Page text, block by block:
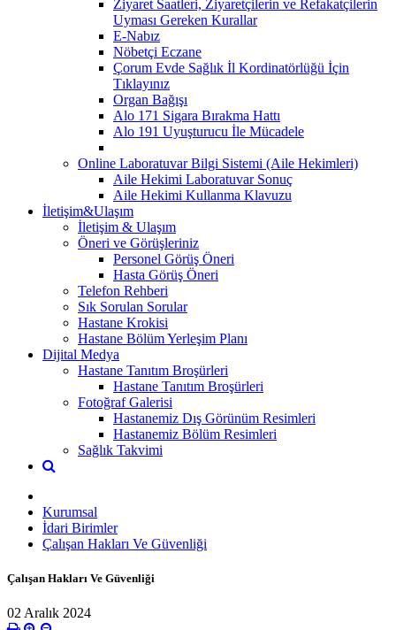
Ziyaret Saatleri, Ziyaretçilerin ve Refakatçilerin
Uyması Gereken Kurallar
E-Nabız
Nöbetçi Eczane
Çorum Evde Sağlık İl Kordinatörlüğü İçin
Tıklayınız
Organ Bağışı
Alo 171 Sigara Bırakma Hattı
Alo 191 Uyuşturucu İle Mücadele
Online Laboratuvar Bilgi Sistemi (Aile Hekimleri)
Aile Hekimi Laboratuvar Sonuç
Aile Hekimi Kullanma Klavuzu
İletişim&Ulaşım
İletişim & Ulaşım
Öneri ve Görüşleriniz
Personel Görüş Öneri
Hasta Görüş Öneri
Telefon Rehberi
Sık Sorulan Sorular
Hastane Krokisi
Hastane Bölüm Yerleşim Planı
Dijital Medya
Hastane Tanıtım Broşürleri
Hastane Tanıtım Broşürleri
Fotoğraf Galerisi
Hastanemiz Dış Görünüm Resimleri
Hastanemiz Bölüm Resimleri
Sağlık Takvimi
Kurumsal
İdari Birimler
Çalışan Hakları Ve Güvenliği
Çalışan Hakları Ve Güvenliği
02 Aralık 2024